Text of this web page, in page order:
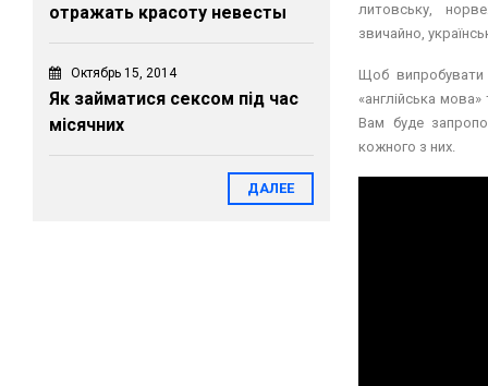
литовську,
звичайно,
Щоб випробувати
«англійська
Вам буде
кожного з них.
отражать красоту невесты
Октябрь 15, 2014
Як займатися сексом під час
місячних
ДАЛЕЕ